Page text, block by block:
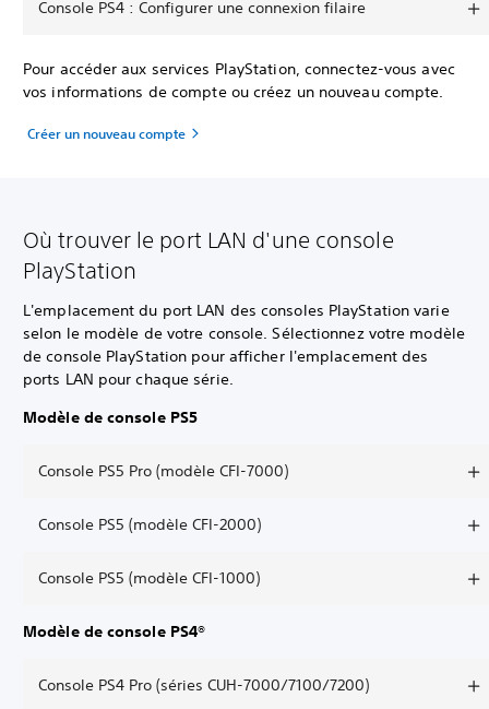
Console PS4 : Configurer une connexion filaire
Pour accéder aux services PlayStation, connectez-vous avec
vos informations de compte ou créez un nouveau compte.
Créer un nouveau compte
Où trouver le port LAN d'une console
PlayStation
L'emplacement du port LAN des consoles PlayStation varie
selon le modèle de votre console. Sélectionnez votre modèle
de console PlayStation pour afficher l'emplacement des
ports LAN pour chaque série.
Modèle de console PS5
Console PS5 Pro (modèle CFI-7000)
Console PS5 (modèle CFI-2000)
Console PS5 (modèle CFI-1000)
Modèle de console PS4®
Console PS4 Pro (séries CUH-7000/7100/7200)